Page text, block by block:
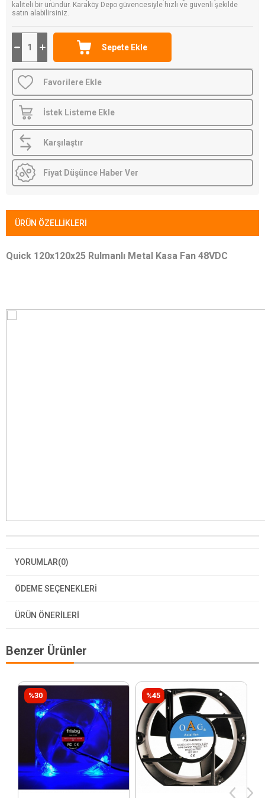
kaliteli bir üründür. Karaköy Depo güvencesiyle hızlı ve güvenli şekilde
satın alabilirsiniz.
Favorilere Ekle
İstek Listeme Ekle
Karşılaştır
Fiyat Düşünce Haber Ver
ÜRÜN ÖZELLIKLERI
Quick 120x120x25 Rulmanlı Metal Kasa Fan 48VDC
YORUMLAR(0)
ÖDEME SEÇENEKLERI
ÜRÜN ÖNERILERI
Benzer Ürünler
%30 %45